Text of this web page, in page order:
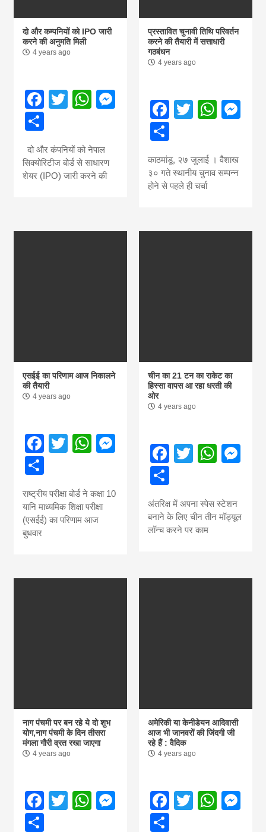
दो और कम्पनियों को IPO जारी
करने की अनुमति मिली
4 years ago
Facebook
TwitterWhatsApp
Messenger
दो और कंपनियों को नेपाल
सिक्योरिटीज बोर्ड से साधारण
शेयर (IPO) जारी करने की
प्रस्तावित चुनावी तिथि परिवर्तन
करने की तैयारी में सत्ताधारी
गठबंधन
4 years ago
Facebook
Twitter
Share
काठमांडू, २७ जुलाई । वैशाख
३० गते स्थानीय चुनाव सम्पन्न
होने से पहले ही चर्चा
एसईई का परिणाम आज निकालने
की तैयारी
4 years ago
Facebook
TwitterWhatsApp
Messenger
राष्ट्रीय परीक्षा बोर्ड ने कक्षा 10
यानि माध्यमिक शिक्षा परीक्षा
(एसईई) का परिणाम आज
बुधवार
चीन का 21 टन का राकेट का
हिस्सा वापस आ रहा धरती की
ओर
4 years ago
Facebook
Twitter
Share
अंतरिक्ष में अपना स्पेस स्टेशन
बनाने के लिए चीन तीन मॉड्यूल
लॉन्च करने पर काम
नाग पंचमी पर बन रहे ये दो शुभ
योग,नाग पंचमी के दिन तीसरा
मंगला गौरी व्रत रखा जाएगा
4 years ago
Facebook
TwitterWhatsApp
Messenger
अमेरिकी या केनीडेयन आदिवासी
आज भी जानवरों की जिंदगी जी
रहे हैं : वैदिक
4 years ago
Facebook
Twitter
Share